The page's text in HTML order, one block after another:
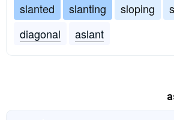
slanted
slanting sloping
diagonal
aslant